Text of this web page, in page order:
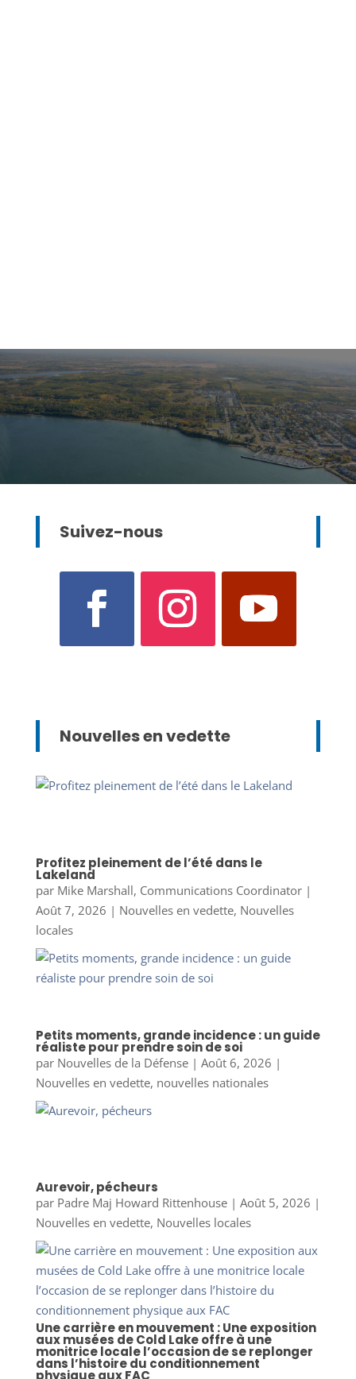
Suivez-nous
Nouvelles en vedette
Profitez pleinement de l’été dans le
Lakeland
par Mike Marshall, Communications Coordinator|
Août 7, 2026 | Nouvelles en vedette, Nouvelles
locales
Petits moments, grande incidence : un guide
réaliste pour prendre soin de soi
par Nouvelles de la Défense| Août 6, 2026 |
Nouvelles en vedette, nouvelles nationales
Aurevoir, pécheurs
par Padre Maj Howard Rittenhouse| Août 5, 2026 |
Nouvelles en vedette, Nouvelles locales
Une carrière en mouvement : Une exposition
aux musées de Cold Lake offre à une
monitrice locale l’occasion de se replonger
dans l’histoire du conditionnement
physique aux FAC